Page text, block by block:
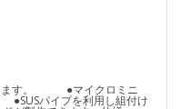
ます。 ●マイクロミニ
パイプを利用し組付け